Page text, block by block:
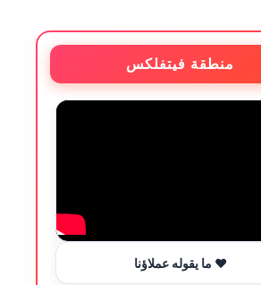
منطقة فيتفلكس
ما يقوله عملاؤنا ❤️